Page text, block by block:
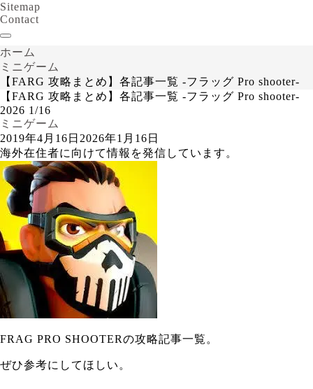
Sitemap
Contact
ホーム
ミニゲーム
【FARG 攻略まとめ】各記事一覧 -フラッグ Pro shooter-
【FARG 攻略まとめ】各記事一覧 -フラッグ Pro shooter-
2026 1/16
ミニゲーム
2019年4月16日 2026年1月16日
海外在住者に向けて情報を発信しています。
FRAG PRO SHOOTERの攻略記事一覧。
ぜひ参考にしてほしい。